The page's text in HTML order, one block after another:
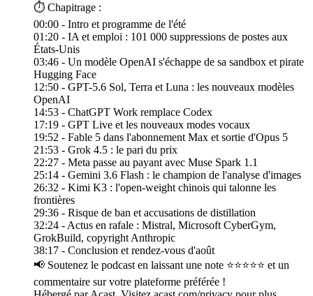
⏱️ Chapitrage :
00:00 - Intro et programme de l'été
01:20 - IA et emploi : 101 000 suppressions de postes aux
États-Unis
03:46 - Un modèle OpenAI s'échappe de sa sandbox et pirate
Hugging Face
12:50 - GPT-5.6 Sol, Terra et Luna : les nouveaux modèles
OpenAI
14:53 - ChatGPT Work remplace Codex
17:19 - GPT Live et les nouveaux modes vocaux
19:52 - Fable 5 dans l'abonnement Max et sortie d'Opus 5
21:53 - Grok 4.5 : le pari du prix
22:27 - Meta passe au payant avec Muse Spark 1.1
25:14 - Gemini 3.6 Flash : le champion de l'analyse d'images
26:32 - Kimi K3 : l'open-weight chinois qui talonne les
frontières
29:36 - Risque de ban et accusations de distillation
32:24 - Actus en rafale : Mistral, Microsoft CyberGym,
GrokBuild, copyright Anthropic
38:17 - Conclusion et rendez-vous d'août
📢 Soutenez le podcast en laissant une note ⭐⭐⭐⭐⭐ et un
commentaire sur votre plateforme préférée !